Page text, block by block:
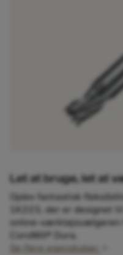
Let at bruge, let at
Oplev fantastisk
1K223, der er designet
online-værktøjsvælgeren
CoroMill® Dura.​
Se flere egenskaber